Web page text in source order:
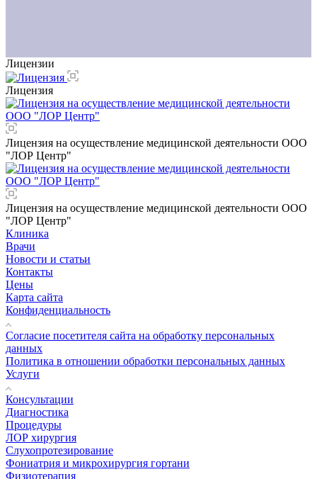
Лицензии
Лицензия
Лицензия на осуществление медицинской деятельности ООО
"ЛОР Центр"
Лицензия на осуществление медицинской деятельности ООО
"ЛОР Центр"
Клиника
Врачи
Новости и статьи
Контакты
Цены
Карта сайта
Конфиденциальность
Согласие посетителя сайта на обработку персональных
данных
Политика в отношении обработки персональных данных
Услуги
Консультации
Диагностика
Процедуры
ЛОР хирургия
Слухопротезирование
Фониатрия и микрохирургия гортани
Физиотерапия